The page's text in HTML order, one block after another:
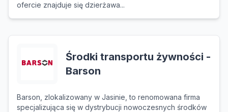
ofercie znajduje się dzierżawa...
Środki transportu żywności -
Barson
Barson, zlokalizowany w Jasinie, to renomowana firma
specjalizująca się w dystrybucji nowoczesnych środków